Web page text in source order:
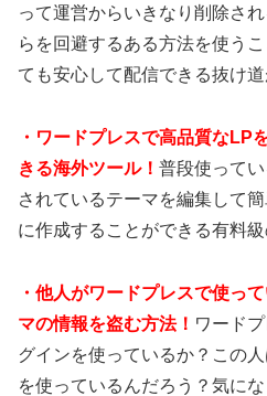
って運営からいきなり削除さ
らを回避するある方法を使う
ても安心して配信できる抜け道
・ ワードプレスで高品質なLP
きる海外ツール！ 普段使って
されているテーマを編集して
に作成することができる有料
・ 他人がワードプレスで使っ
マの情報を盗む方法！ ワード
グインを使っているか？この
を使っているんだろう？気に